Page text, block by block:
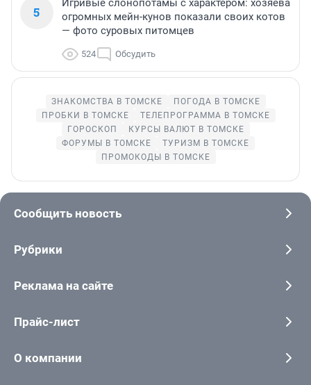
5
огромных мейн-кунов показали своих котов
— фото суровых питомцев
524 Обсудить
ЗНАКОМСТВА В ТОМСКЕ
ПОГОДА В ТОМСКЕ
ПРОБКИ В ТОМСКЕ
ТЕЛЕПРОГРАММА В ТОМСКЕ
ГОРОСКОП
КУРСЫ ВАЛЮТ В ТОМСКЕ
ФОРУМЫ В ТОМСКЕ
ТУРИЗМ В ТОМСКЕ
ПРОМОКОДЫ В ТОМСКЕ
Сообщить новость
Рубрики
Реклама на сайте
Прайс-лист
О компании